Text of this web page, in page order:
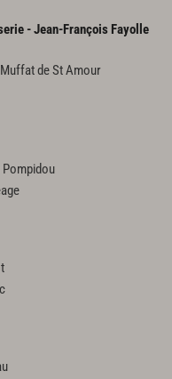
- Jean-François Fayolle
de St Amour
Pompidou